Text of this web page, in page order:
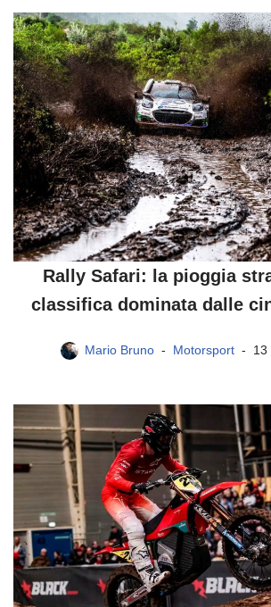
Rally Safari: la pioggia
classifica dominata dalle
Mario Bruno Motorsport 13